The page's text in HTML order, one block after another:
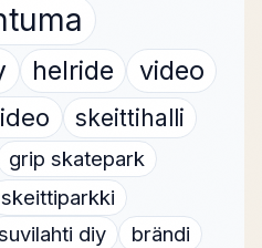
helride video
skeittihalli
grip skatepark
skeittiparkki
diy
brändi